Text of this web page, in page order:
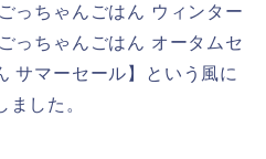
っちゃんごはん ウィンター
っちゃんごはん オータムセ
サマーセール】という風に
した。